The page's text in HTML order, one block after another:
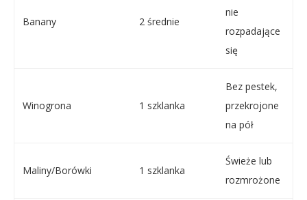
Banany 2 średnie
nie
rozpadające
się
Winogrona 1 szklanka
Bez pestek,
przekrojone
na pół
Maliny/Borówki 1 szklanka
Świeże lub
rozmrożone